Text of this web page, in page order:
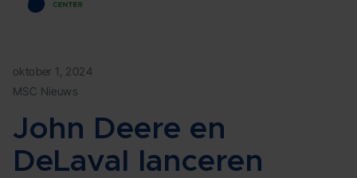
oktober 1, 2024
MSC Nieuws
John Deere en
DeLaval lanceren